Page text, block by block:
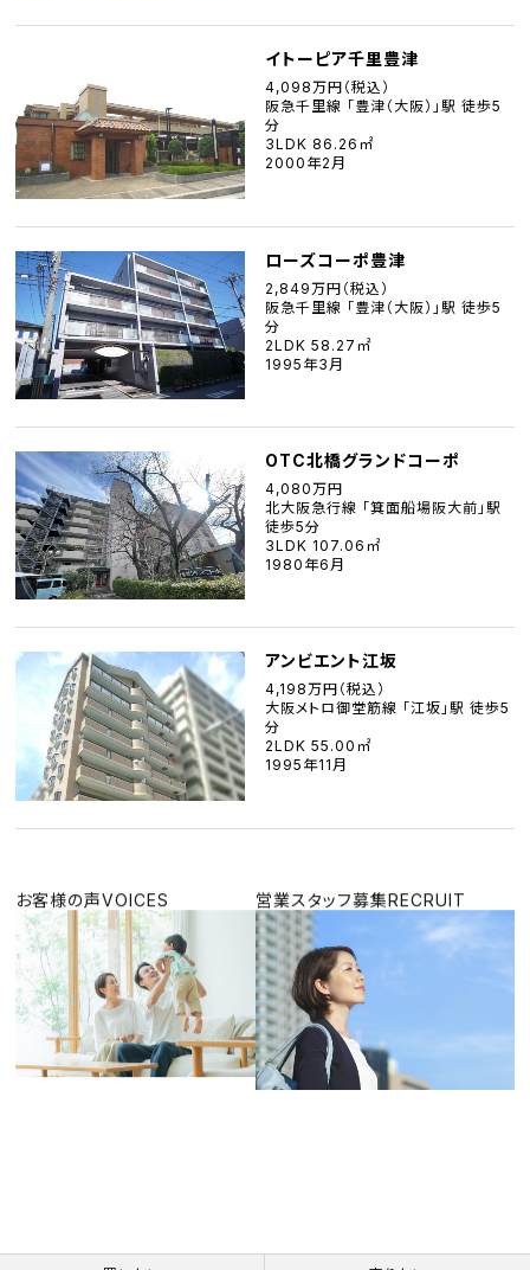
イトーピア千里豊津
4,098万円（税込）
阪急千里線 「豊津（大阪）」駅 徒歩5
分
3LDK 86.26㎡
2000年2月
ローズコーポ豊津
2,849万円（税込）
阪急千里線 「豊津（大阪）」駅 徒歩5
分
2LDK 58.27㎡
1995年3月
OTC北橋グランドコーポ
4,080万円
北大阪急行線 「箕面船場阪大前」駅
徒歩5分
3LDK 107.06㎡
1980年6月
アンビエント江坂
4,198万円（税込）
大阪メトロ御堂筋線 「江坂」駅 徒歩5
分
2LDK 55.00㎡
1995年11月
お客様の声VOICES 営業スタッフ募集RECRUIT